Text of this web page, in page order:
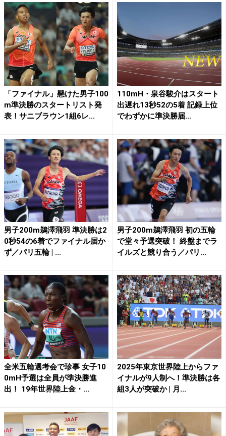
「ファイナル」懸けた男子100
m準決勝のスタートリスト発
表！サニブラウン1組6レ...
110mH・泉谷駿介はスタート
出遅れ13秒52の5着 記録上位
でわずかに準決勝届...
男子200m鵜澤飛羽 準決勝は2
0秒54の6着でファイナル届か
ず／パリ五輪 | ...
男子200m鵜澤飛羽 初の五輪
で堂々予選突破！ 終盤までラ
イルズと競り合う／パリ...
全米五輪選考会で珍事 女子10
0mH予選は全員が準決勝進
出！ 19年世界陸上金・...
2025年東京世界陸上からファ
イナルが9人制へ！準決勝は各
組3人が突破か | 月...